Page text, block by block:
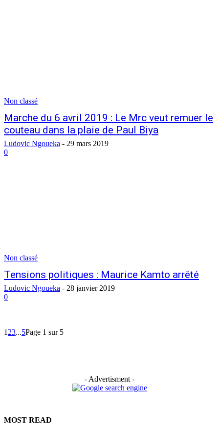
Non classé
Marche du 6 avril 2019 : Le Mrc veut remuer le
couteau dans la plaie de Paul Biya
Ludovic Ngoueka - 29 mars 2019
0
Non classé
Tensions politiques : Maurice Kamto arrêté
Ludovic Ngoueka - 28 janvier 2019
0
1 23...5Page 1 sur 5
- Advertisment -
MOST READ